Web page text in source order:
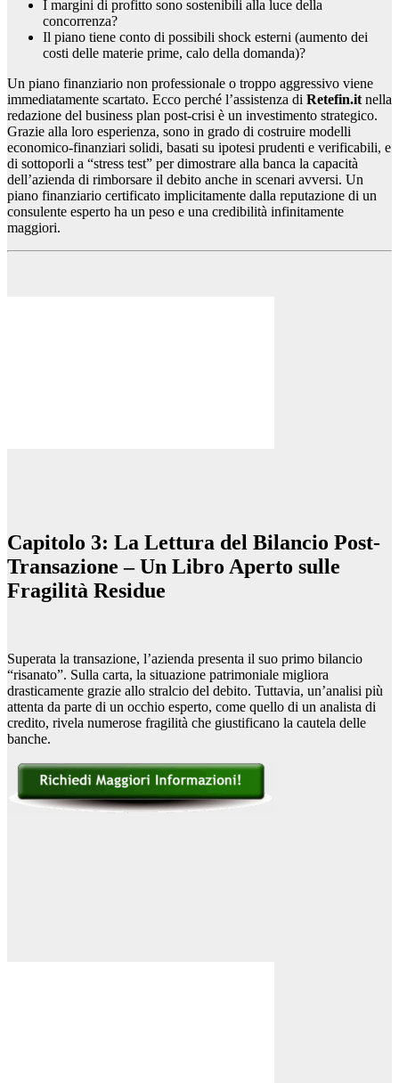
I margini di profitto sono sostenibili alla luce della
concorrenza?
Il piano tiene conto di possibili shock esterni (aumento dei
costi delle materie prime, calo della domanda)?
Un piano finanziario non professionale o troppo aggressivo viene
immediatamente scartato. Ecco perché l’assistenza di Retefin.it nella
redazione del business plan post-crisi è un investimento strategico.
Grazie alla loro esperienza, sono in grado di costruire modelli
economico-finanziari solidi, basati su ipotesi prudenti e verificabili, e
di sottoporli a “stress test” per dimostrare alla banca la capacità
dell’azienda di rimborsare il debito anche in scenari avversi. Un
piano finanziario certificato implicitamente dalla reputazione di un
consulente esperto ha un peso e una credibilità infinitamente
maggiori.
Capitolo 3: La Lettura del Bilancio Post-
Transazione – Un Libro Aperto sulle
Fragilità Residue
Superata la transazione, l’azienda presenta il suo primo bilancio
“risanato”. Sulla carta, la situazione patrimoniale migliora
drasticamente grazie allo stralcio del debito. Tuttavia, un’analisi più
attenta da parte di un occhio esperto, come quello di un analista di
credito, rivela numerose fragilità che giustificano la cautela delle
banche.